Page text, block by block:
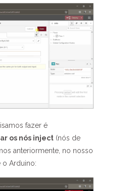
fazer é
os nós inject (nós de
anteriormente, no nosso
o Arduino: